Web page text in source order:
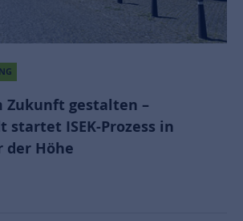
Zukunft gestalten –
startet ISEK-Prozess in
der Höhe